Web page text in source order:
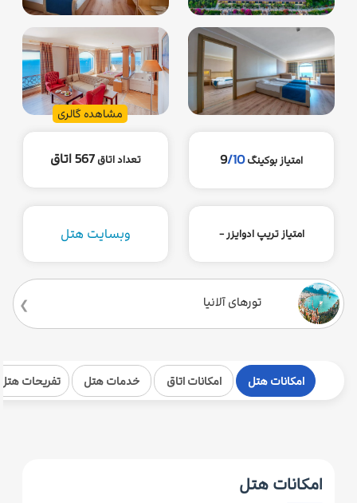
مشاهده گالری
امتیاز بوکینگ 9/10 تعداد اتاق567 اتاق
امتیاز تریپ ادوایزر - وبسایت هتل
تورهای آلانیا
امکانات هتل امکانات اتاق خدمات هتل تفریحات
امکانات هتل